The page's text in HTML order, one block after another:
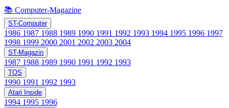
📚 Computer-Magazine
ST-Computer
1986 1987 1988 1989 1990 1991 1992 1993 1994 1995 1996 1997
1998 1999 2000 2001 2002 2003 2004
ST-Magazin
1987 1988 1989 1990 1991 1992 1993
TOS
1990 1991 1992 1993
Atari Inside
1994 1995 1996